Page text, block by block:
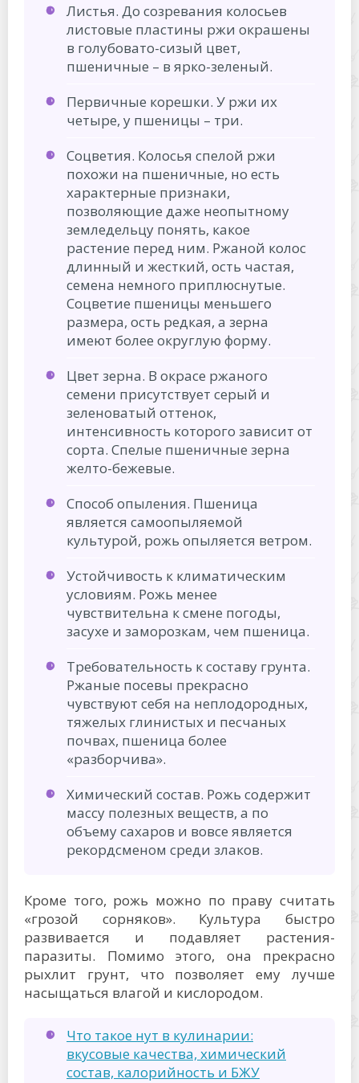
Листья. До созревания колосьев
листовые пластины ржи окрашены
в голубовато-сизый цвет,
пшеничные – в ярко-зеленый.
Первичные корешки. У ржи их
четыре, у пшеницы – три.
Соцветия. Колосья спелой ржи
похожи на пшеничные, но есть
характерные признаки,
позволяющие даже неопытному
земледельцу понять, какое
растение перед ним. Ржаной колос
длинный и жесткий, ость частая,
семена немного приплюснутые.
Соцветие пшеницы меньшего
размера, ость редкая, а зерна
имеют более округлую форму.
Цвет зерна. В окрасе ржаного
семени присутствует серый и
зеленоватый оттенок,
интенсивность которого зависит от
сорта. Спелые пшеничные зерна
желто-бежевые.
Способ опыления. Пшеница
является самоопыляемой
культурой, рожь опыляется ветром.
Устойчивость к климатическим
условиям. Рожь менее
чувствительна к смене погоды,
засухе и заморозкам, чем пшеница.
Требовательность к составу грунта.
Ржаные посевы прекрасно
чувствуют себя на неплодородных,
тяжелых глинистых и песчаных
почвах, пшеница более
«разборчива».
Химический состав. Рожь содержит
массу полезных веществ, а по
объему сахаров и вовсе является
рекордсменом среди злаков.
Кроме того, рожь можно по праву считать
«грозой сорняков». Культура быстро
развивается и подавляет растения-
паразиты. Помимо этого, она прекрасно
рыхлит грунт, что позволяет ему лучше
насыщаться влагой и кислородом.
Что такое нут в кулинарии:
вкусовые качества, химический
состав, калорийность и БЖУ